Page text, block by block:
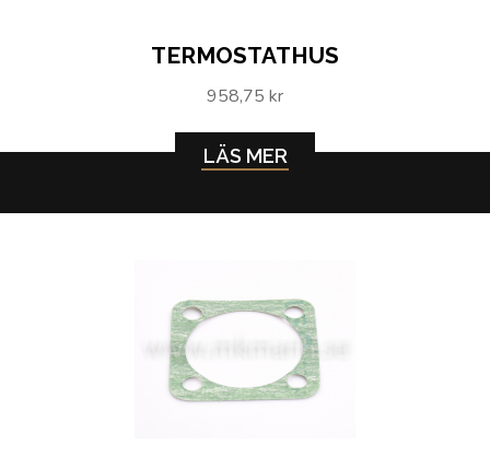
TERMOSTATHUS
958,75 kr
LÄS MER